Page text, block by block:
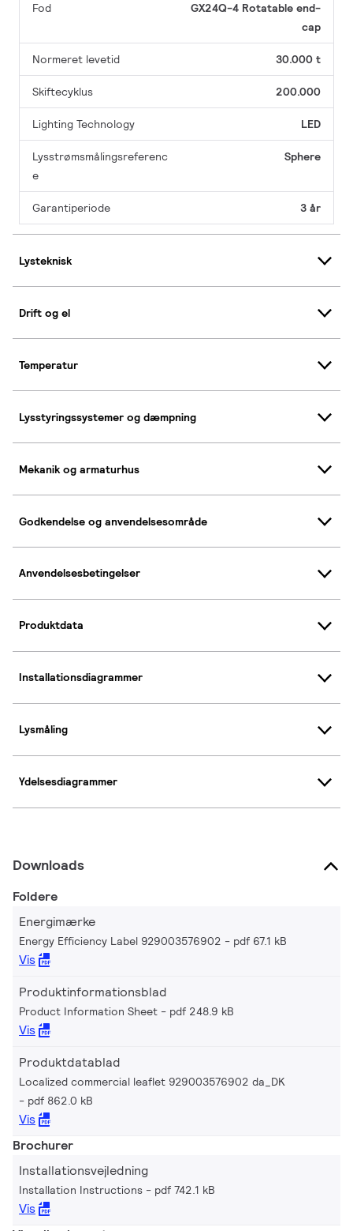
Fod
GX24Q-4 Rotatable end-
cap
Normeret levetid 30.000 t
Skiftecyklus 200.000
Lighting Technology LED
Lysstrømsmålingsreferenc
e
Sphere
Garantiperiode 3 år
Lysteknisk
Drift og el
Temperatur
Lysstyringssystemer og dæmpning
Mekanik og armaturhus
Godkendelse og anvendelsesområde
Anvendelsesbetingelser
Produktdata
Installationsdiagrammer
Lysmåling
Ydelsesdiagrammer
Downloads
Foldere
Energimærke
Energy Efficiency Label 929003576902 pdf 67.1 kB
Vis
Produktinformationsblad
Product Information Sheet pdf 248.9 kB
Vis
Produktdatablad
Localized commercial leaflet 929003576902 da_DK
pdf 862.0 kB
Vis
Brochurer
Installationsvejledning
Installation Instructions pdf 742.1 kB
Vis